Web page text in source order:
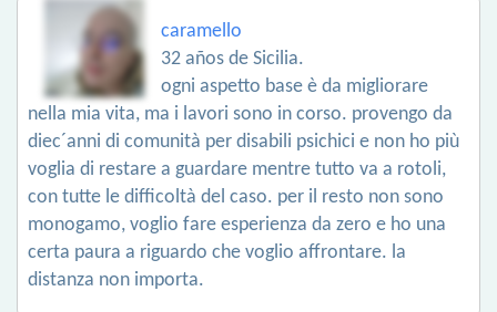
caramello
32 años de Sicilia.
ogni aspetto base è da migliorare
nella mia vita, ma i lavori sono in corso. provengo da
diec´anni di comunità per disabili psichici e non ho più
voglia di restare a guardare mentre tutto va a rotoli,
con tutte le difficoltà del caso. per il resto non sono
monogamo, voglio fare esperienza da zero e ho una
certa paura a riguardo che voglio affrontare. la
distanza non importa.